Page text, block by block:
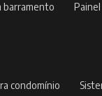
barramento
condomínio